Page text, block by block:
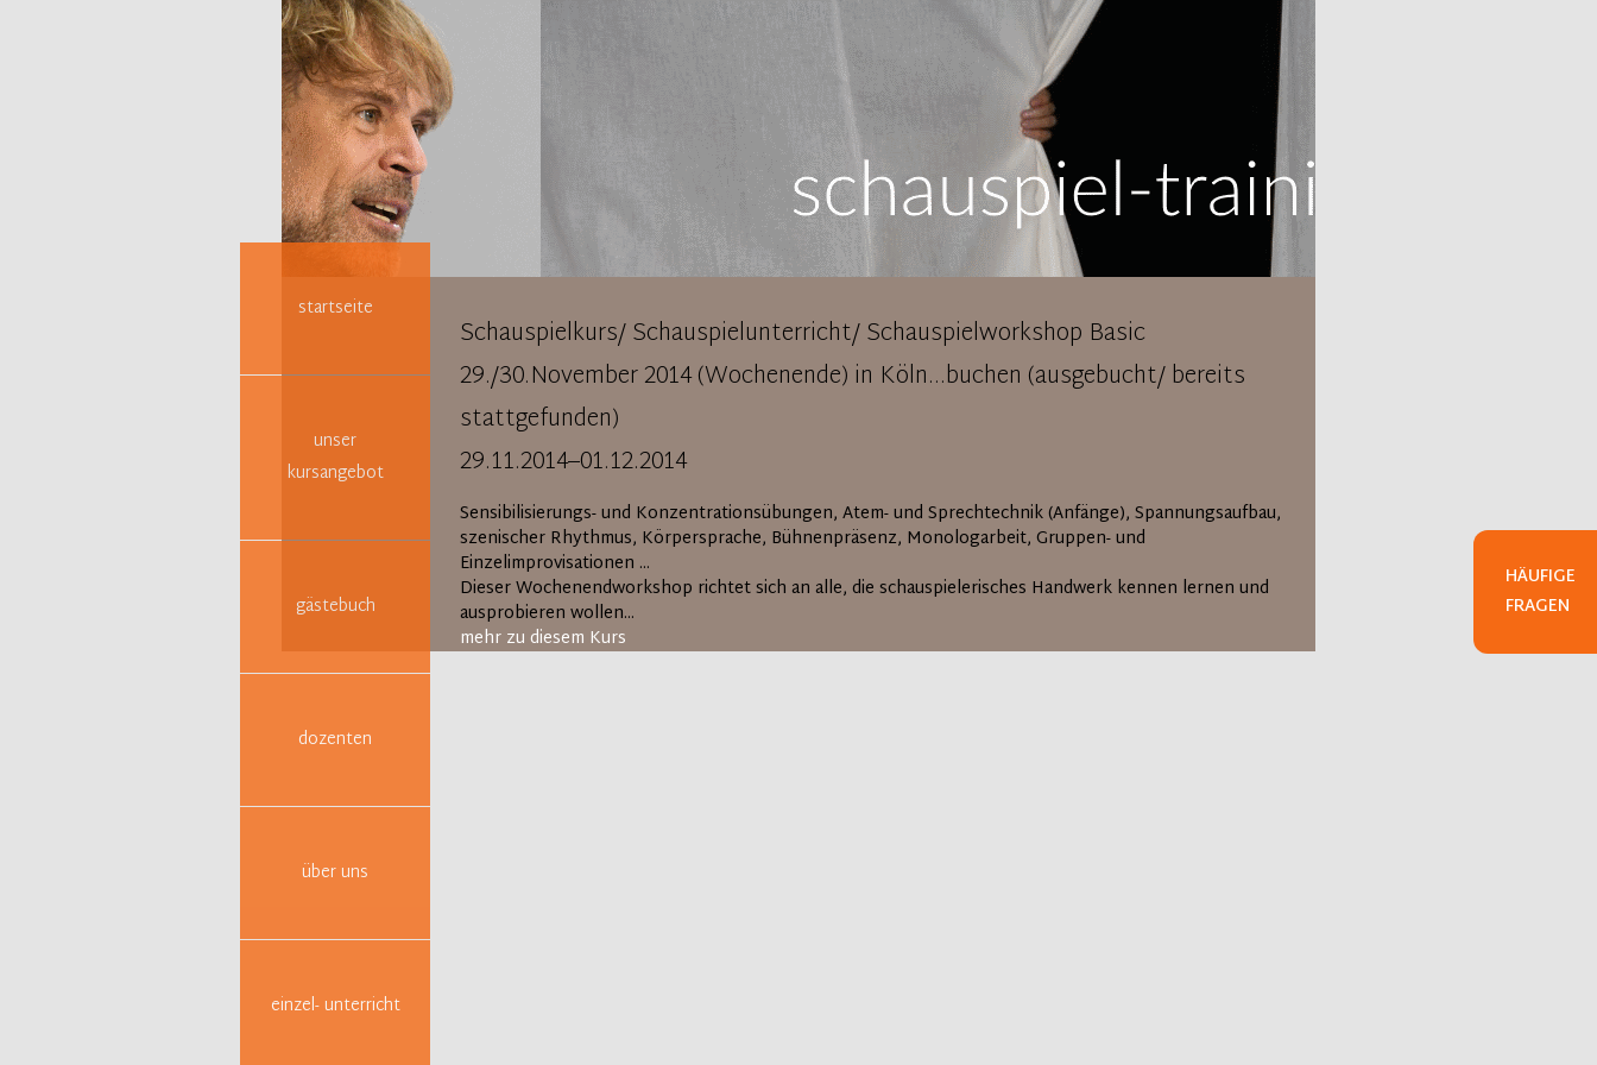
startseite
unser
kursangebot
gästebuch
dozenten
über uns
einzel- unterricht
Schauspielkurs/ Schauspielunterricht/ Schauspielworkshop Basic
29./30.November 2014 (Wochenende) in Köln...buchen (ausgebucht/ bereits
stattgefunden)
29.11.2014–01.12.2014
Sensibilisierungs- und Konzentrationsübungen, Atem- und Sprechtechnik (Anfänge), Spannungsaufbau,
szenischer Rhythmus, Körpersprache, Bühnenpräsenz, Monologarbeit, Gruppen- und
Einzelimprovisationen ...
Dieser Wochenendworkshop richtet sich an alle, die schauspielerisches Handwerk kennen lernen und
ausprobieren wollen...
mehr zu diesem Kurs
HÄUFIGE
FRAGEN